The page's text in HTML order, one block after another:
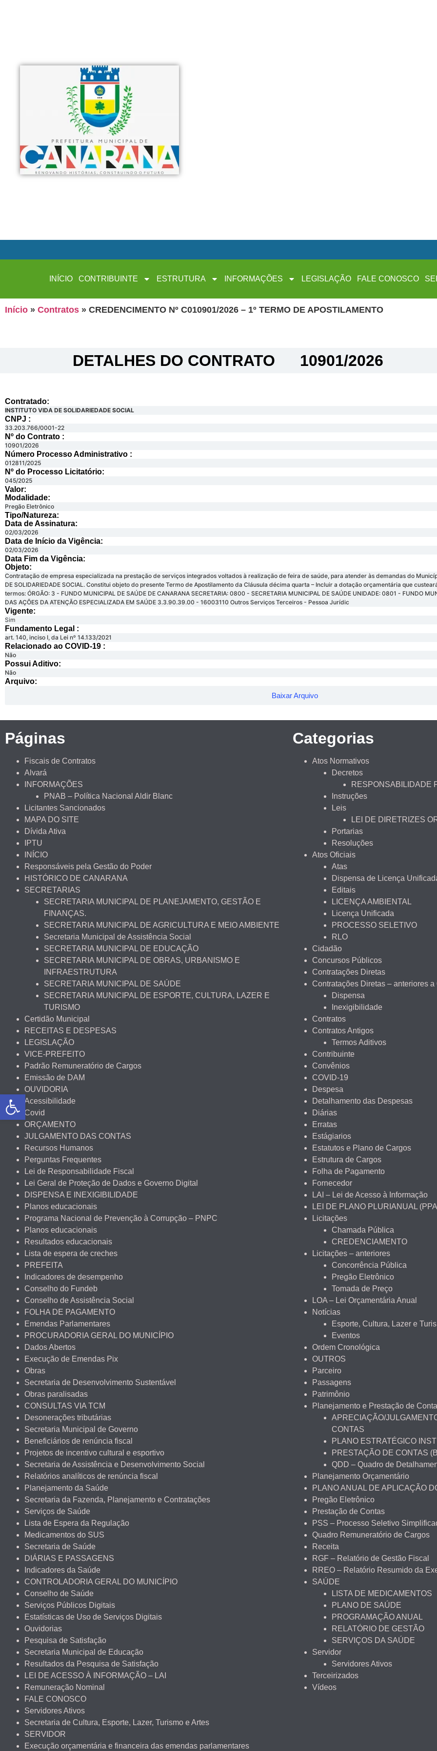
Abrir a barra de ferramentas
INÍCIO CONTRIBUINTE ESTRUTURA INFORMAÇÕES LEGISLAÇÃO FALE CONOSCO
Início » Contratos » CREDENCIMENTO Nº C010901/2026 – 1º TERMO DE APOSTILAMENTO
DETALHES DO CONTRATO​ 10901/2026
Contratado:
INSTITUTO VIDA DE SOLIDARIEDADE SOCIAL
CNPJ :
33.203.766/0001-22
Nº do Contrato :
10901/2026
Número Processo Administrativo :
012811/2025
Nº do Processo Licitatório:
045/2025
Valor:
Modalidade:
Pregão Eletrônico
Tipo/Natureza:
Data de Assinatura:
02/03/2026
Data de Início da Vigência:
02/03/2026
Data Fim da Vigência:
Objeto:
Contratação de empresa especializada na prestação de serviços integrados voltados à realização de feira de saúde, para atender às demandas do
DE SOLIDARIEDADE SOCIAL. Constitui objeto do presente Termo de Apostilamento da Cláusula décima quarta – Incluir a dotação orçamentária que
termos: ÓRGÃO: 3 - FUNDO MUNICIPAL DE SAÚDE DE CANARANA SECRETARIA: 0800 - SECRETARIA MUNICIPAL DE SAÚDE UNIDADE: 0801 - FUNDO
DAS AÇÕES DA ATENÇÃO ESPECIALIZADA EM SAÚDE 3.3.90.39.00 - 16003110 Outros Serviços Terceiros - Pessoa Jurídic
Vigente:
Sim
Fundamento Legal :​
art. 140, inciso I, da Lei nº 14.133/2021
Relacionado ao COVID-19 :​
Não
Possui Aditivo:​
Não
Arquivo:
Baixar Arquivo
Páginas
Fiscais de Contratos
Alvará
INFORMAÇÕES
PNAB – Política Nacional Aldir Blanc
Licitantes Sancionados
MAPA DO SITE
Dívida Ativa
IPTU
INÍCIO
Responsáveis pela Gestão do Poder
HISTÓRICO DE CANARANA
SECRETARIAS
SECRETARIA MUNICIPAL DE PLANEJAMENTO, GESTÃO E
FINANÇAS.
SECRETARIA MUNICIPAL DE AGRICULTURA E MEIO AMBIENTE
Secretaria Municipal de Assistência Social
SECRETARIA MUNICIPAL DE EDUCAÇÃO
SECRETARIA MUNICIPAL DE OBRAS, URBANISMO E
INFRAESTRUTURA
SECRETARIA MUNICIPAL DE SAÚDE
SECRETARIA MUNICIPAL DE ESPORTE, CULTURA, LAZER E
TURISMO
Certidão Municipal
RECEITAS E DESPESAS
LEGISLAÇÃO
VICE-PREFEITO
Padrão Remuneratório de Cargos
Emissão de DAM
OUVIDORIA
Acessibilidade
Covid
ORÇAMENTO
JULGAMENTO DAS CONTAS
Recursos Humanos
Perguntas Frequentes
Lei de Responsabilidade Fiscal
Lei Geral de Proteção de Dados e Governo Digital
DISPENSA E INEXIGIBILIDADE
Planos educacionais
Programa Nacional de Prevenção à Corrupção – PNPC
Planos educacionais
Resultados educacionais
Lista de espera de creches
PREFEITA
Indicadores de desempenho
Conselho do Fundeb
Conselho de Assistência Social
FOLHA DE PAGAMENTO
Emendas Parlamentares
PROCURADORIA GERAL DO MUNICÍPIO
Dados Abertos
Execução de Emendas Pix
Obras
Secretaria de Desenvolvimento Sustentável
Obras paralisadas
CONSULTAS VIA TCM
Desonerações tributárias
Secretaria Municipal de Governo
Beneficiários de renúncia fiscal
Projetos de incentivo cultural e esportivo
Secretaria de Assistência e Desenvolvimento Social
Relatórios analíticos de renúncia fiscal
Planejamento da Saúde
Secretaria da Fazenda, Planejamento e Contratações
Serviços de Saúde
Lista de Espera da Regulação
Medicamentos do SUS
Secretaria de Saúde
DIÁRIAS E PASSAGENS
Indicadores da Saúde
CONTROLADORIA GERAL DO MUNICÍPIO
Conselho de Saúde
Serviços Públicos Digitais
Estatísticas de Uso de Serviços Digitais
Ouvidorias
Pesquisa de Satisfação
Secretaria Municipal de Educação
Resultados da Pesquisa de Satisfação
LEI DE ACESSO À INFORMAÇÃO – LAI
Remuneração Nominal
FALE CONOSCO
Servidores Ativos
Secretaria de Cultura, Esporte, Lazer, Turismo e Artes
SERVIDOR
Execução orçamentária e financeira das emendas parlamentares
Categorias
Atos Normativos
Decretos
RESPONSABILIDADE
Instruções
Leis
LEI DE DIRETRIZES
Portarias
Resoluções
Atos Oficiais
Atas
Dispensa de Licença
Editais
LICENÇA AMBIENTAL
Licença Unificada
PROCESSO SELETIVO
RLO
Cidadão
Concursos Públicos
Contratações Diretas
Contratações Diretas – anteriores a
Dispensa
Inexigibilidade
Contratos
Contratos Antigos
Termos Aditivos
Contribuinte
Convênios
COVID-19
Despesa
Detalhamento das Despesas
Diárias
Erratas
Estágiarios
Estatutos e Plano de Cargos
Estrutura de Cargos
Folha de Pagamento
Fornecedor
LAI – Lei de Acesso à Informação
LEI DE PLANO PLURIANUAL
Licitações
Chamada Pública
CREDENCIAMENTO
Licitações – anteriores
Concorrência Pública
Pregão Eletrônico
Tomada de Preço
LOA – Lei Orçamentária Anual
Notícias
Esporte, Cultura, Lazer e
Eventos
Ordem Cronológica
OUTROS
Parceiro
Passagens
Patrimônio
Planejamento e Prestação de
APRECIAÇÃO/
CONTAS
PLANO ESTRATÉGICO
PRESTAÇÃO DE CONTAS
QDD – Quadro de
Planejamento Orçamentário
PLANO ANUAL DE APLICAÇÃO
Pregão Eletrônico
Prestação de Contas
PSS – Processo Seletivo
Quadro Remuneratório de Cargos
Receita
RGF – Relatório de Gestão Fiscal
RREO – Relatório Resumido da
SAÚDE
LISTA DE MEDICAMENTOS
PLANO DE SAÚDE
PROGRAMAÇÃO ANUAL
RELATÓRIO DE GESTÃO
SERVIÇOS DA SAÚDE
Servidor
Servidores Ativos
Terceirizados
Vídeos